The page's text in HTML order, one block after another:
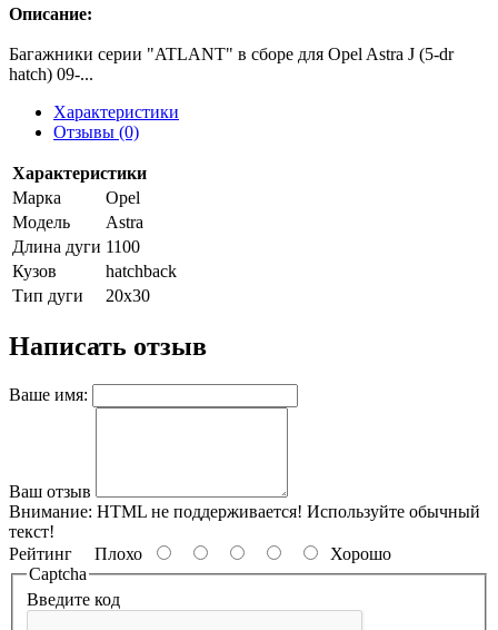
Описание:
Багажники серии "ATLANT" в сборе для Opel Astra J (5-dr
hatch) 09-...
Характеристики
Отзывы (0)
Характеристики
Марка
Opel
Модель
Astra
Длина дуги 1100
Кузов
hatchback
Тип дуги
20х30
Написать отзыв
Ваше имя:
Ваш отзыв
Внимание: HTML не поддерживается! Используйте обычный
текст!
Рейтинг Плохо
Хорошо
Captcha
Введите код